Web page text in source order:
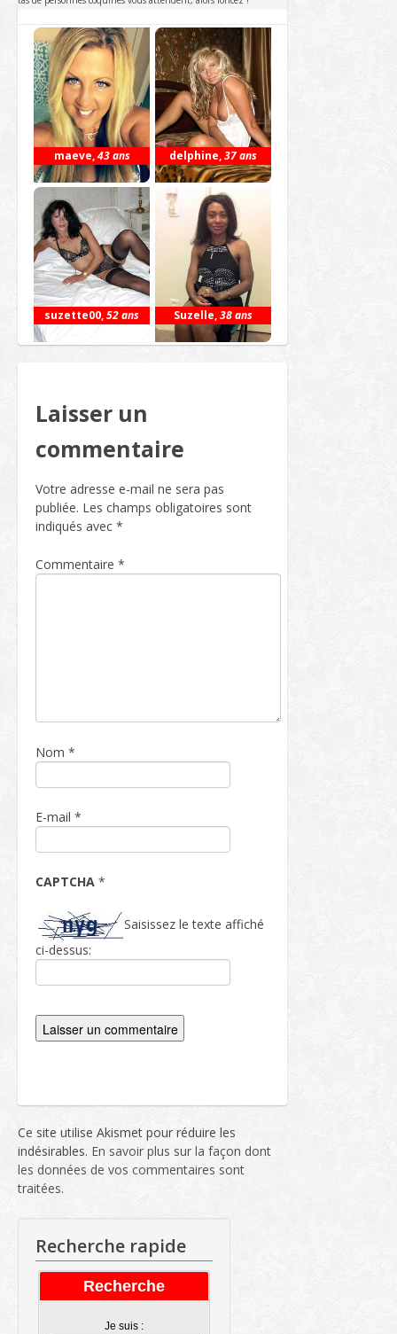
maeve,43 ans delphine,37 ans
suzette00,52 ans Suzelle,38 ans
Laisser un
commentaire
Votre adresse e-mail ne sera pas
publiée. Les champs obligatoires sont
indiqués avec *
Commentaire *
Nom *
E-mail *
CAPTCHA *
Saisissez le texte affiché
ci-dessus:
Ce site utilise Akismet pour réduire les
indésirables. En savoir plus sur la façon dont
les données de vos commentaires sont
traitées.
Recherche rapide
Recherche
Je suis :